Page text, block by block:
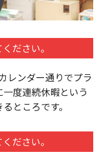
ださい。
レンダー通りでプラ
度連続休暇という
ところです。
ださい。